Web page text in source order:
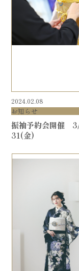
2024.02.08
お知らせ
振袖予約会開催
31(金)